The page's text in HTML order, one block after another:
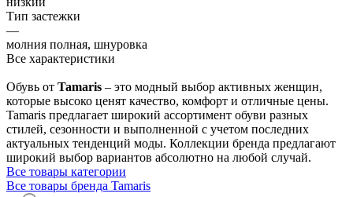
Тип застежки
—
молния полная, шнуровка
Все характеристики
Обувь от Tamaris – это модный выбор активных женщин,
которые высоко ценят качество, комфорт и отличные цены.
Tamaris предлагает широкий ассортимент обуви разных
стилей, сезонности и выполненной с учетом последних
актуальных тенденций моды. Коллекции бренда предлагают
широкий выбор вариантов абсолютно на любой случай.
Все товары категории
Все товары бренда Tamaris